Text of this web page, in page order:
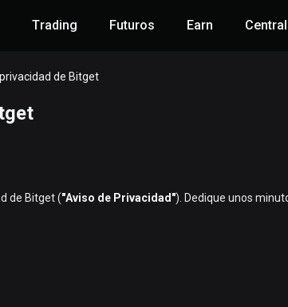
Trading Futuros Earn Central
de Bitget
de Bitget ("Aviso de Privacidad"). Dedique unos